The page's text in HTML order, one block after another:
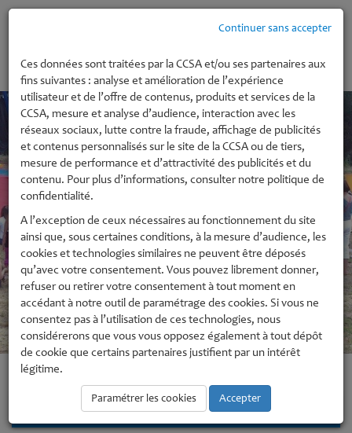
MENU
Accueil Culture
Actualites • Culture
Continuer sans accepter
Ces données sont traitées par la CCSA et/ou ses partenaires aux
fins suivantes : analyse et amélioration de l’expérience
utilisateur et de l’offre de contenus, produits et services de la
CCSA, mesure et analyse d’audience, interaction avec les
réseaux sociaux, lutte contre la fraude, affichage de publicités
et contenus personnalisés sur le site de la CCSA ou de tiers,
mesure de performance et d’attractivité des publicités et du
contenu. Pour plus d’informations, consulter notre politique de
confidentialité.
A l’exception de ceux nécessaires au fonctionnement du site
ainsi que, sous certaines conditions, à la mesure d’audience, les
cookies et technologies similaires ne peuvent être déposés
qu’avec votre consentement. Vous pouvez librement donner,
refuser ou retirer votre consentement à tout moment en
accédant à notre outil de paramétrage des cookies. Si vous ne
consentez pas à l’utilisation de ces technologies, nous
considérerons que vous vous opposez également à tout dépôt
de cookie que certains partenaires justifient par un intérêt
légitime.
Paramétrer les cookies Accepter